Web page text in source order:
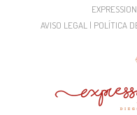
AVISO LEGAL | POLÍTICA